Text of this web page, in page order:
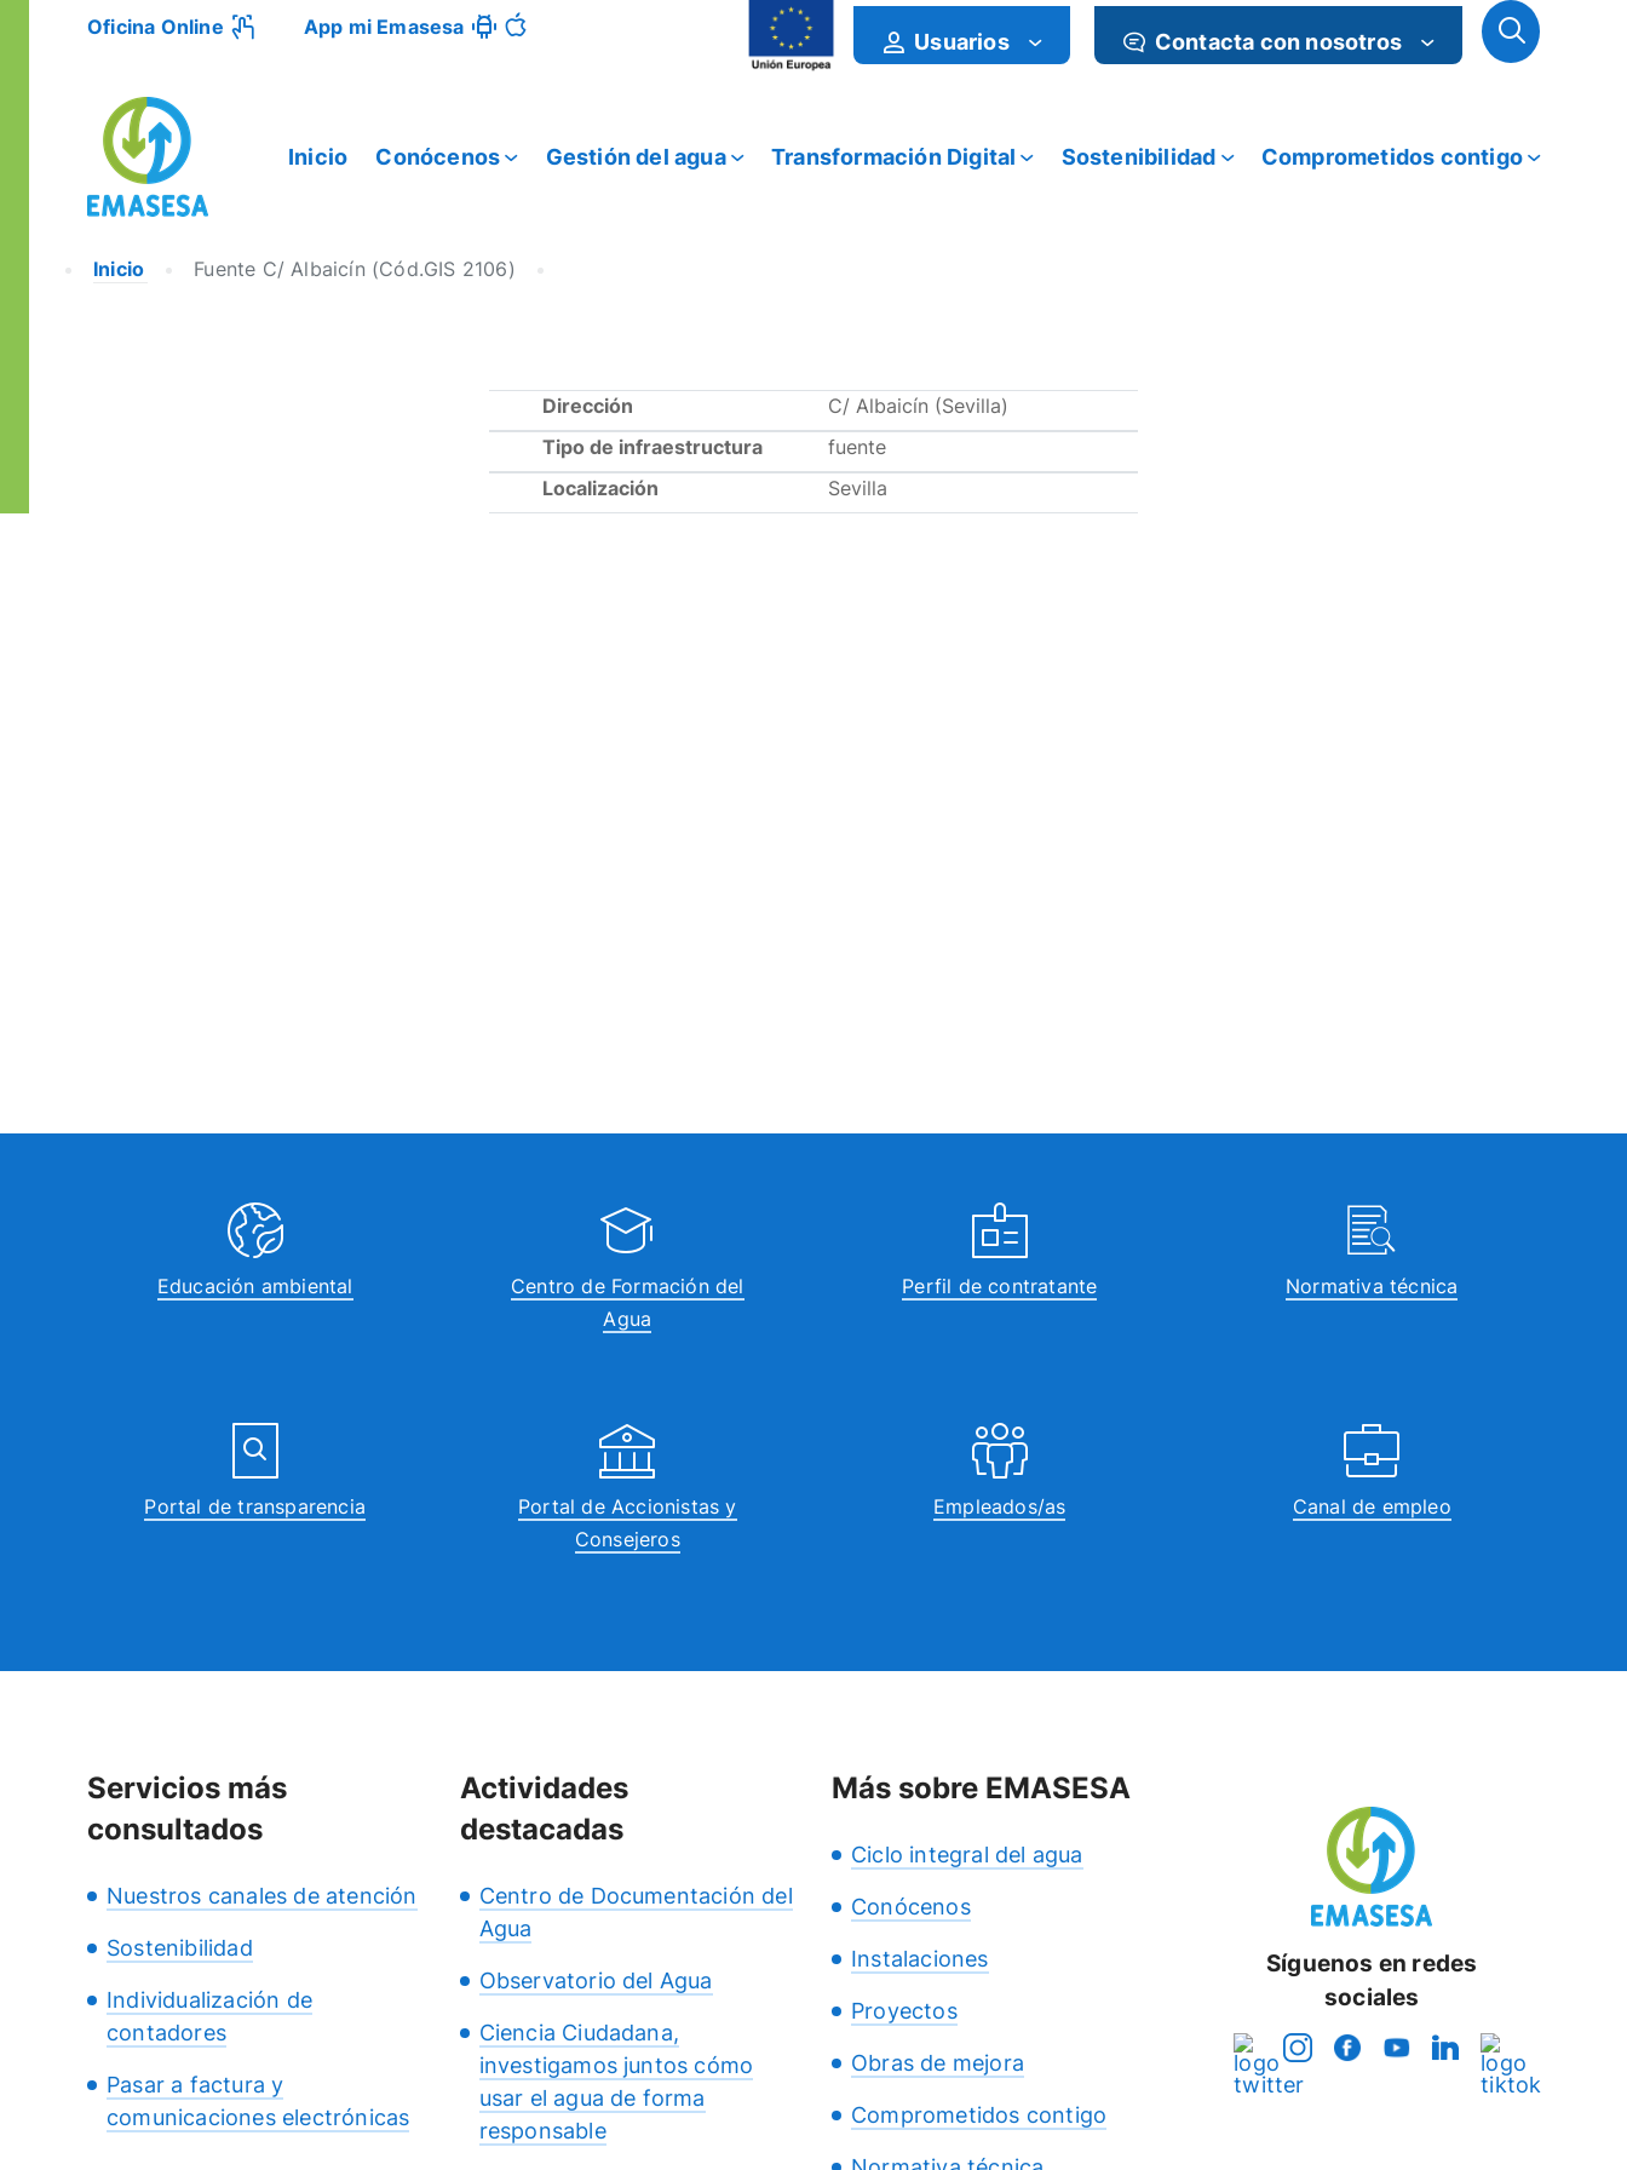
Oficina Online App mi Emasesa
Usuarios Contacta con nosotros
Inicio Conócenos Gestión del agua Transformación Digital Sostenibilidad Comprometidos contigo
Inicio Fuente C/ Albaicín (Cód.GIS 2106)
Dirección
C/ Albaicín (Sevilla)
Tipo de infraestructura
fuente
Localización
Sevilla
Educación ambiental
Centro de Formación del
Agua
Perfil de contratante Normativa técnica
Portal de transparencia
Portal de Accionistas y
Consejeros
Empleados/as Canal de empleo
Servicios más
consultados
Nuestros canales de atención
Sostenibilidad
Individualización de
contadores
Pasar a factura y
comunicaciones electrónicas
Actividades
destacadas
Centro de Documentación del
Agua
Observatorio del Agua
Ciencia Ciudadana,
investigamos juntos cómo
usar el agua de forma
responsable
Más sobre EMASESA
Ciclo integral del agua
Conócenos
Instalaciones
Proyectos
Obras de mejora
Comprometidos contigo
Síguenos en redes
sociales